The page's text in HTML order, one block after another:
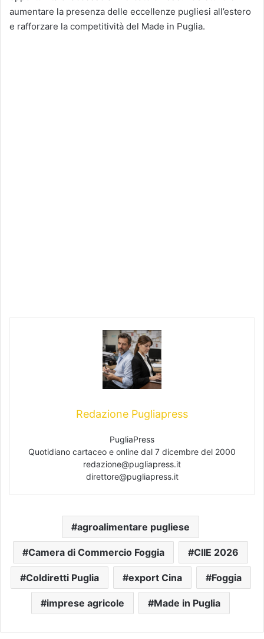
aumentare la presenza delle eccellenze pugliesi all’estero
e rafforzare la competitività del Made in Puglia.
Redazione Pugliapress
PugliaPress
Quotidiano cartaceo e online dal 7 dicembre del 2000
redazione@pugliapress.it
direttore@pugliapress.it
agroalimentare pugliese
Camera di Commercio Foggia CIIE 2026
Coldiretti Puglia export Cina Foggia
imprese agricole Made in Puglia